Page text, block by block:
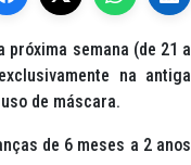
semana (de 21 a
na antiga
de máscara.
de 6 meses a 2 anos